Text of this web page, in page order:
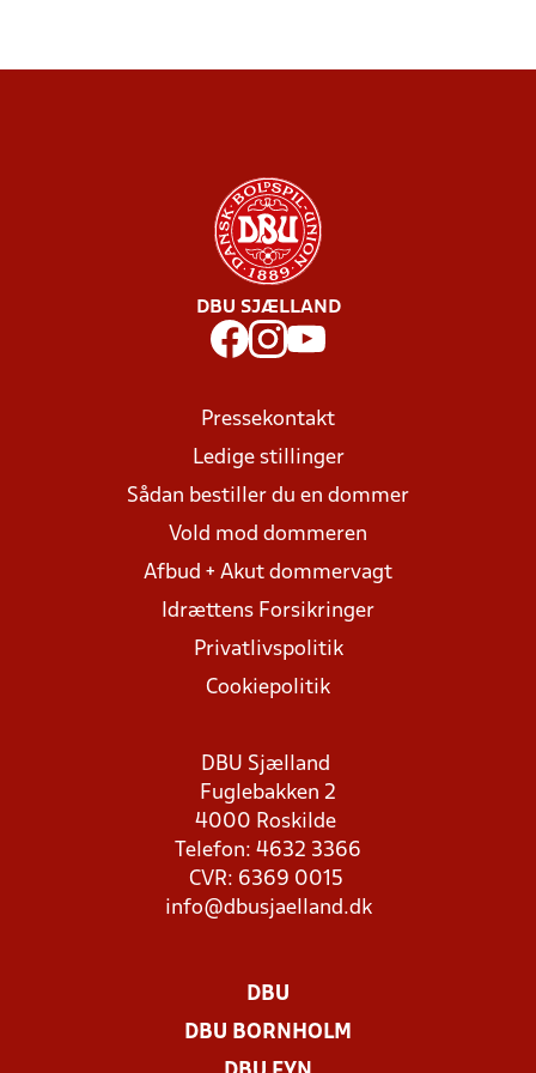
DBU SJÆLLAND
Pressekontakt
Ledige stillinger
Sådan bestiller du en dommer
Vold mod dommeren
Afbud + Akut dommervagt
Idrættens Forsikringer
Privatlivspolitik
Cookiepolitik
DBU Sjælland
Fuglebakken 2
4000 Roskilde
Telefon: 4632 3366
CVR: 6369 0015
info@dbusjaelland.dk
DBU
DBU BORNHOLM